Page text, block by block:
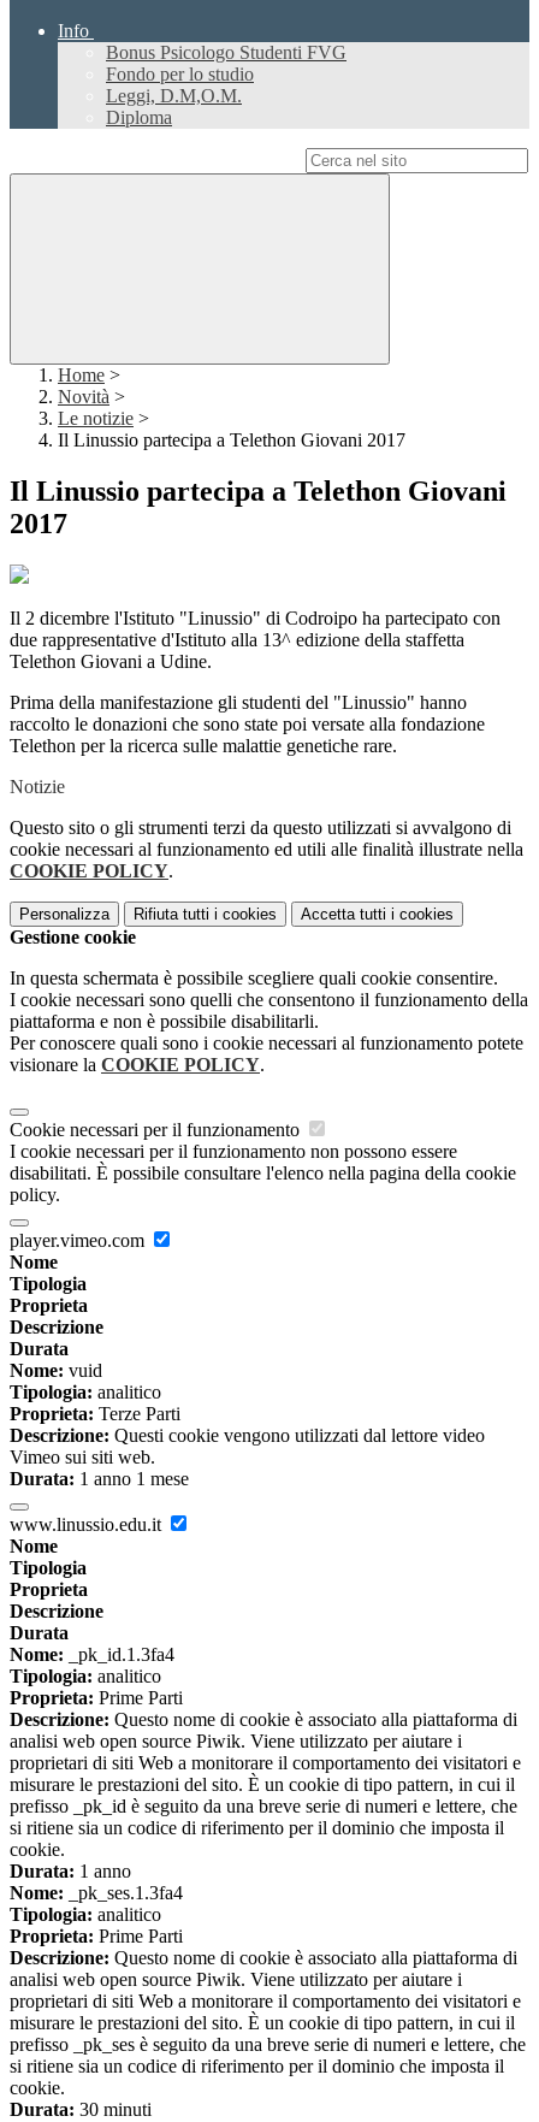
Info
Bonus Psicologo Studenti FVG
Fondo per lo studio
Leggi, D.M,O.M.
Diploma
Home >
Novità >
Le notizie >
Il Linussio partecipa a Telethon Giovani 2017
Il Linussio partecipa a Telethon Giovani
2017
Il 2 dicembre l'Istituto "Linussio" di Codroipo ha partecipato con
due rappresentative d'Istituto alla 13^ edizione della staffetta
Telethon Giovani a Udine.
Prima della manifestazione gli studenti del "Linussio" hanno
raccolto le donazioni che sono state poi versate alla fondazione
Telethon per la ricerca sulle malattie genetiche rare.
Notizie
Questo sito o gli strumenti terzi da questo utilizzati si avvalgono di
cookie necessari al funzionamento ed utili alle finalità illustrate nella
COOKIE POLICY.
Personalizza Rifiuta tutti i cookies Accetta tutti i cookies
Gestione cookie
In questa schermata è possibile scegliere quali cookie consentire.
I cookie necessari sono quelli che consentono il funzionamento della
piattaforma e non è possibile disabilitarli.
Per conoscere quali sono i cookie necessari al funzionamento potete
visionare la COOKIE POLICY.
Cookie necessari per il funzionamento
I cookie necessari per il funzionamento non possono essere
disabilitati. È possibile consultare l'elenco nella pagina della cookie
policy.
player.vimeo.com
Nome
Tipologia
Proprieta
Descrizione
Durata
Nome: vuid
Tipologia: analitico
Proprieta: Terze Parti
Descrizione: Questi cookie vengono utilizzati dal lettore video
Vimeo sui siti web.
Durata: 1 anno 1 mese
www.linussio.edu.it
Nome
Tipologia
Proprieta
Descrizione
Durata
Nome: _pk_id.1.3fa4
Tipologia: analitico
Proprieta: Prime Parti
Descrizione: Questo nome di cookie è associato alla piattaforma di
analisi web open source Piwik. Viene utilizzato per aiutare i
proprietari di siti Web a monitorare il comportamento dei visitatori e
misurare le prestazioni del sito. È un cookie di tipo pattern, in cui il
prefisso _pk_id è seguito da una breve serie di numeri e lettere, che
si ritiene sia un codice di riferimento per il dominio che imposta il
cookie.
Durata: 1 anno
Nome: _pk_ses.1.3fa4
Tipologia: analitico
Proprieta: Prime Parti
Descrizione: Questo nome di cookie è associato alla piattaforma di
analisi web open source Piwik. Viene utilizzato per aiutare i
proprietari di siti Web a monitorare il comportamento dei visitatori e
misurare le prestazioni del sito. È un cookie di tipo pattern, in cui il
prefisso _pk_ses è seguito da una breve serie di numeri e lettere, che
si ritiene sia un codice di riferimento per il dominio che imposta il
cookie.
Durata: 30 minuti